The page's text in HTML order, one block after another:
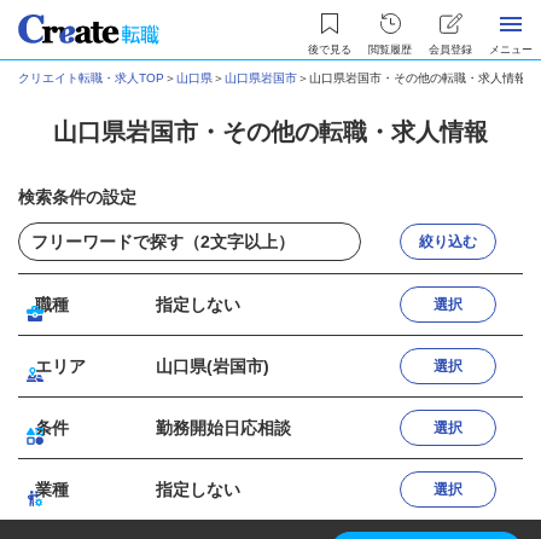
後で見る 閲覧履歴 会員登録 メニュー
クリエイト転職・求人TOP ＞山口県＞山口県岩国市＞山口県岩国市・その他の転職・求人情報
山口県岩国市・その他の転職・求人情報
検索条件の設定
絞り込む
職種 指定しない 選択
エリア 山口県(岩国市) 選択
条件 勤務開始日応相談 選択
業種 指定しない 選択